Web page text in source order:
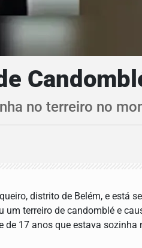
no terreiro no
distrito de Belém, e está
terreiro de candomblé e
17 anos que estava sozinha